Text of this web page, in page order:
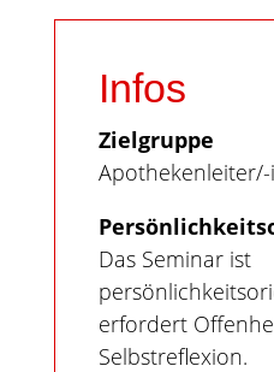
Infos
Zielgruppe
Das Seminar ist
erfordert
Selbstreflexion.